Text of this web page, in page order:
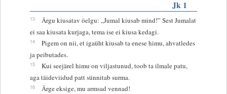
Jk 1
13
Ärgu kiusatav öelgu: „Jumal kiusab mind!” Sest Jumalat
ei saa kiusata kurjaga, tema ise ei kiusa kedagi.
14
Pigem on nii, et igaüht kiusab ta enese himu, ahvatledes
ja peibutades.
15
Kui seejärel himu on viljastunud, toob ta ilmale patu,
aga täideviidud patt sünnitab surma.
16 Ärge eksige, mu armsad vennad!